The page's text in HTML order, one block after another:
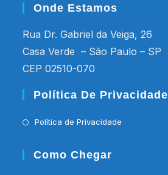
Onde Estamos
Rua Dr. Gabriel da Veiga, 26
Casa Verde – São Paulo – SP
CEP 02510-070
Política De Privacidade
Política de Privacidade
Como Chegar